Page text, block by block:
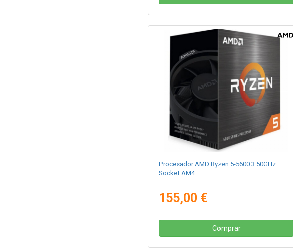
Procesador AMD Ryzen 5-5600 3.50GHz
Socket AM4
155,00 €
Comprar